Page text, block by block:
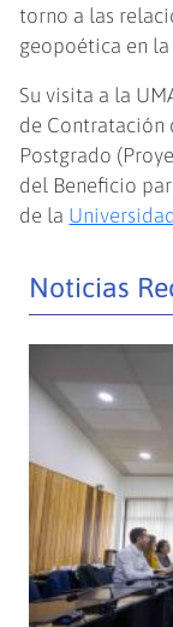
torno a las
geopoética en
Su visita a la
de Contratación
Postgrado
del Beneficio
de la
Noticias